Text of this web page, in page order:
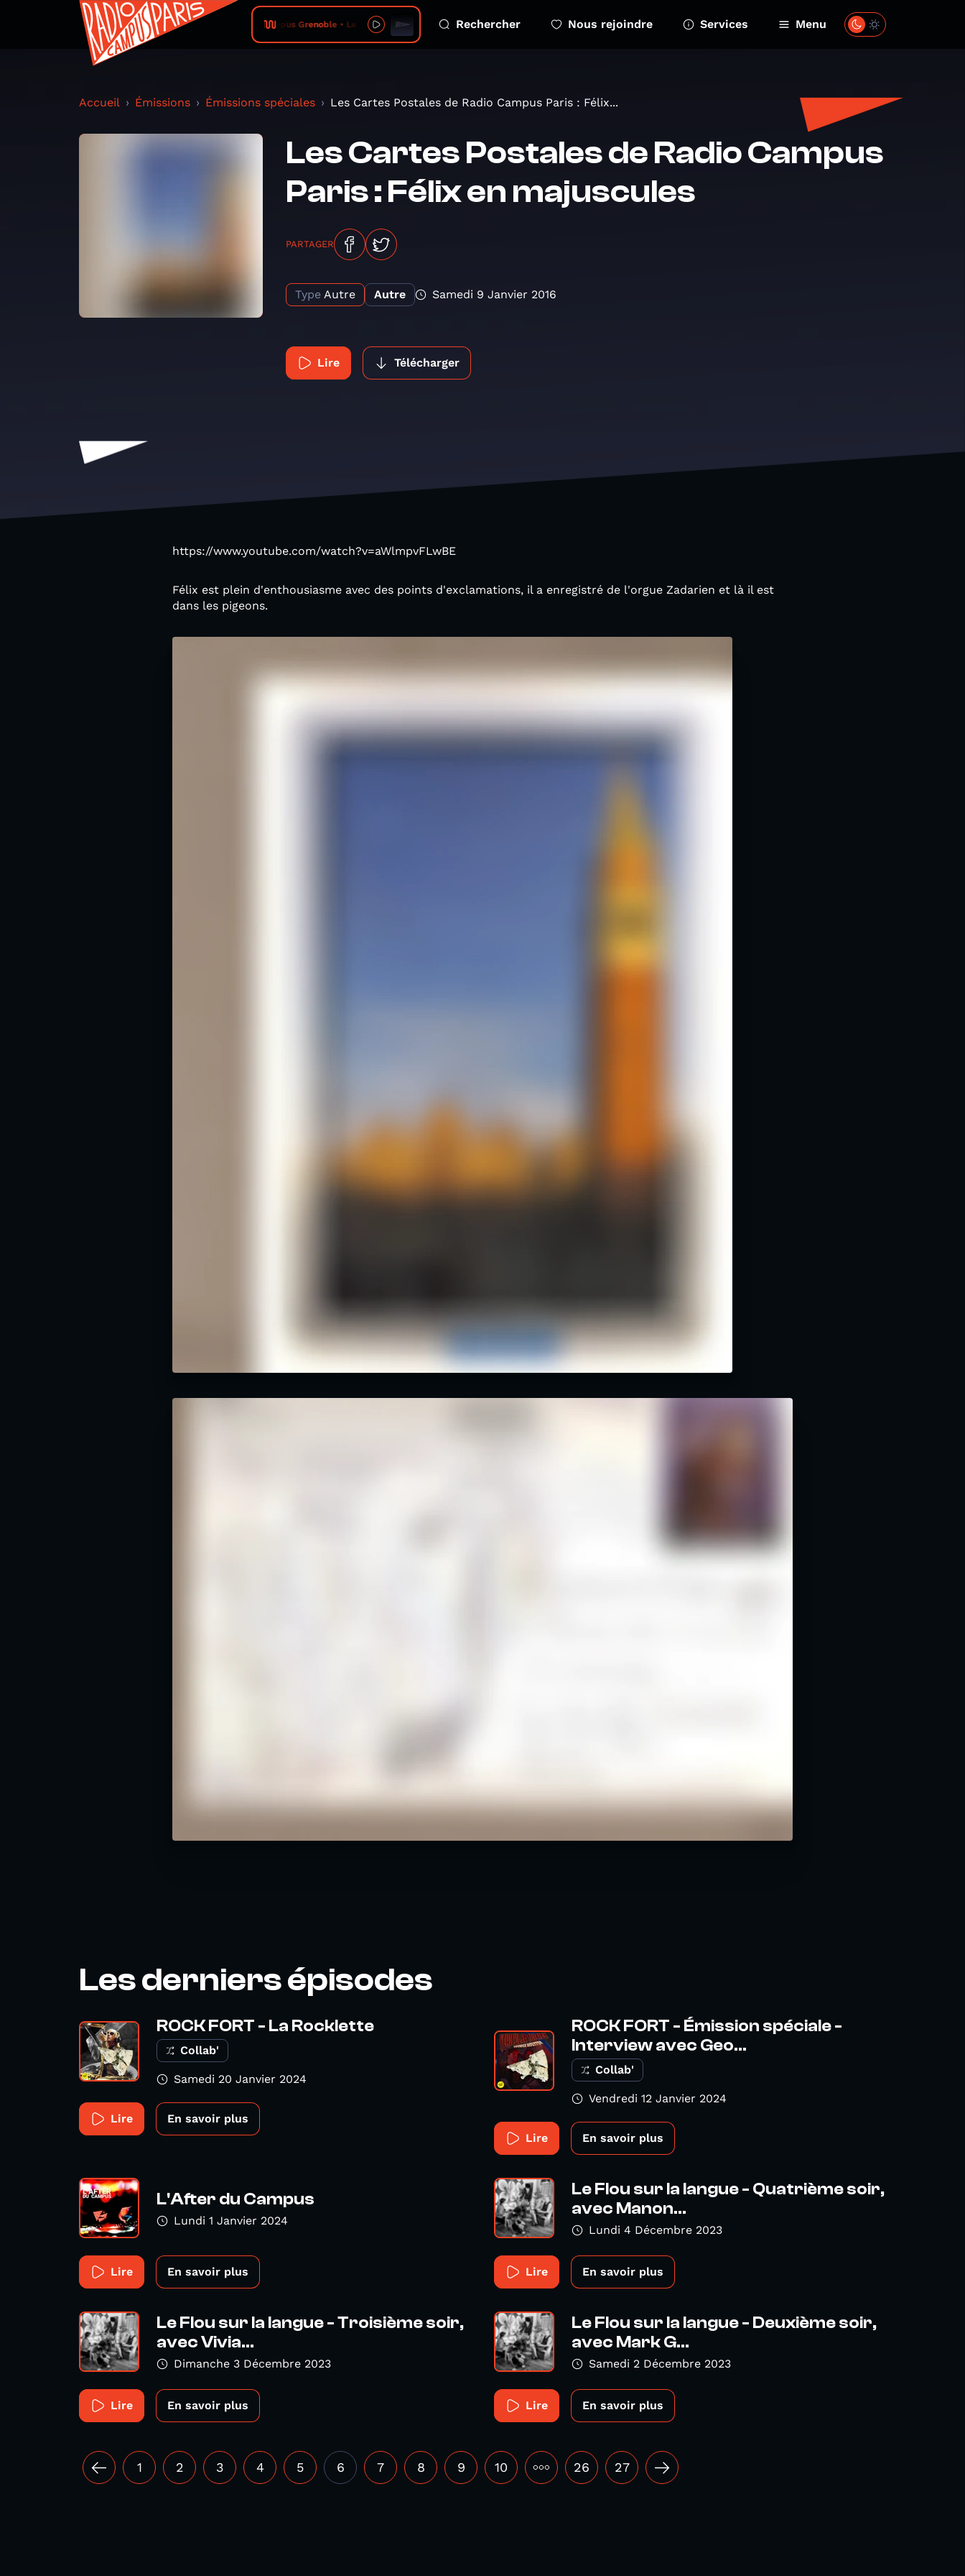
Radio Campus Grenoble • Le Flou sur la langue - 2026-08-08 - no 6
Rechercher Nous rejoindre Services Menu
Accueil Émissions Émissions spéciales Les Cartes Postales de Radio Campus Paris : Félix...
Les Cartes Postales de Radio Campus
Paris : Félix en majuscules
PARTAGER
Type Autre Autre Samedi 9 Janvier 2016
Lire Télécharger
https://www.youtube.com/watch?v=aWlmpvFLwBE
Félix est plein d'enthousiasme avec des points d'exclamations, il a enregistré de l'orgue Zadarien et là il est
dans les pigeons.
Les derniers épisodes
ROCK FORT - La Rocklette
Collab'
Samedi 20 Janvier 2024
Lire En savoir plus
ROCK FORT - Émission spéciale -
Interview avec Geo...
Collab'
Vendredi 12 Janvier 2024
Lire En savoir plus
L'After du Campus
Lundi 1 Janvier 2024
Lire En savoir plus
Le Flou sur la langue - Quatrième soir,
avec Manon...
Lundi 4 Décembre 2023
Lire En savoir plus
Le Flou sur la langue - Troisième soir,
avec Vivia...
Dimanche 3 Décembre 2023
Lire En savoir plus
Le Flou sur la langue - Deuxième soir,
avec Mark G...
Samedi 2 Décembre 2023
Lire En savoir plus
1 2 3 4 5 6 7 8 9 10 ••• 26 27